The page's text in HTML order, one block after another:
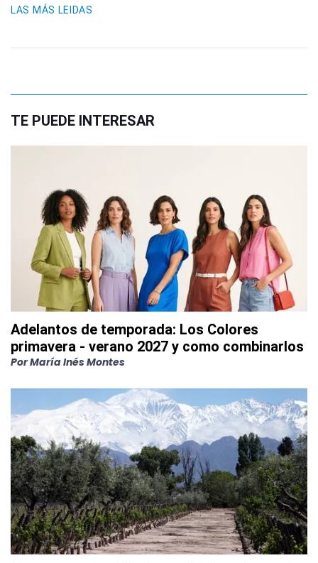
LAS MÁS LEIDAS
TE PUEDE INTERESAR
Adelantos de temporada: Los Colores
primavera - verano 2027 y como combinarlos
PorMaría Inés Montes